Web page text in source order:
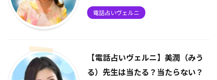
電話占いヴェルニ
【電話占いヴェルニ】美潤（みう
る）先生は当たる？当たらない？